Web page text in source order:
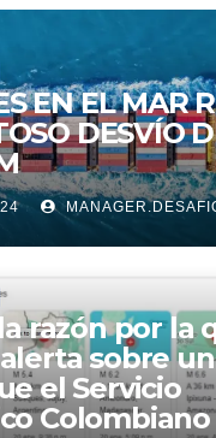
EN EL MAR
DESVÍO
razón por la
sobre
el Servicio
Colombiano